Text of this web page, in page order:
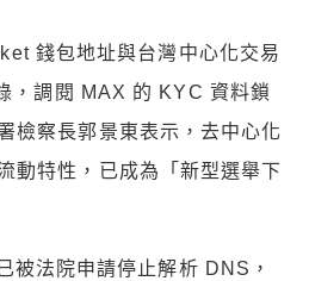
錢包地址與台灣中心化交易
，調閱 MAX 的 KYC 資料鎖
檢察長郭景東表示，去中心化
動特性，已成為「新型選舉下
被法院申請停止解析 DNS，